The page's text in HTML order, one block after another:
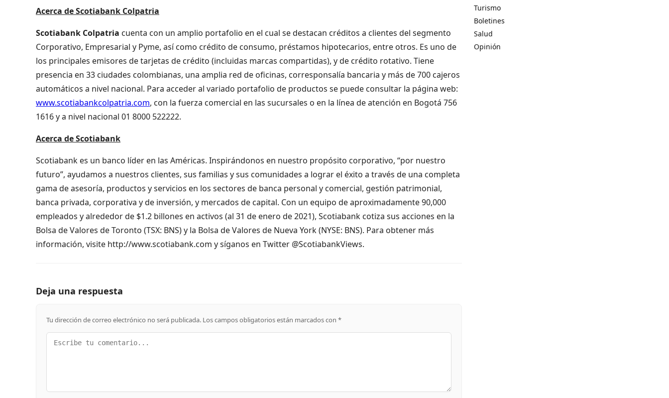
Acerca de Scotiabank Colpatria
Scotiabank Colpatria cuenta con un amplio portafolio en el cual se destacan créditos a clientes del segmento
Corporativo, Empresarial y Pyme, así como crédito de consumo, préstamos hipotecarios, entre otros. Es uno de
los principales emisores de tarjetas de crédito (incluidas marcas compartidas), y de crédito rotativo. Tiene
presencia en 33 ciudades colombianas, una amplia red de oficinas, corresponsalía bancaria y más de 700 cajeros
automáticos a nivel nacional. Para acceder al variado portafolio de productos se puede consultar la página web:
www.scotiabankcolpatria.com, con la fuerza comercial en las sucursales o en la línea de atención en Bogotá 756
1616 y a nivel nacional 01 8000 522222.
Acerca de Scotiabank
Scotiabank es un banco líder en las Américas. Inspirándonos en nuestro propósito corporativo, “por nuestro
futuro”, ayudamos a nuestros clientes, sus familias y sus comunidades a lograr el éxito a través de una completa
gama de asesoría, productos y servicios en los sectores de banca personal y comercial, gestión patrimonial,
banca privada, corporativa y de inversión, y mercados de capital. Con un equipo de aproximadamente 90,000
empleados y alrededor de $1.2 billones en activos (al 31 de enero de 2021), Scotiabank cotiza sus acciones en la
Bolsa de Valores de Toronto (TSX: BNS) y la Bolsa de Valores de Nueva York (NYSE: BNS). Para obtener más
información, visite http://www.scotiabank.com y síganos en Twitter @ScotiabankViews.
Deja una respuesta
Tu dirección de correo electrónico no será publicada. Los campos obligatorios están marcados con *
Turismo
Boletines
Salud
Opinión